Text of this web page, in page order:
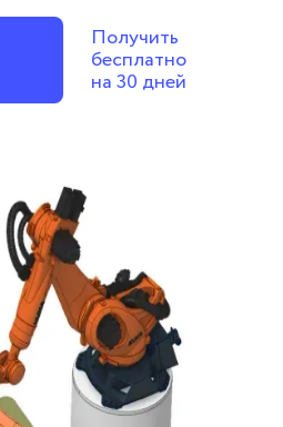
Получить
бесплатно
на 30 дней